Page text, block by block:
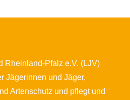
Rheinland-Pfalz e.V. (LJV)
Jägerinnen und Jäger,
Artenschutz und pflegt und